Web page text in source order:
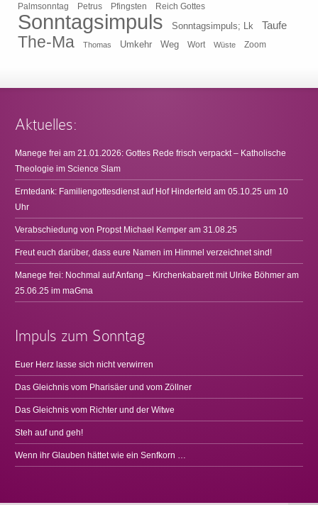
Palmsonntag Petrus Pfingsten Reich Gottes
Sonntagsimpuls Sonntagsimpuls; Lk Taufe
The-Ma Thomas Umkehr Weg Wort Wüste Zoom
Aktuelles:
Manege frei am 21.01.2026: Gottes Rede frisch verpackt – Katholische
Theologie im Science Slam
Erntedank: Familiengottesdienst auf Hof Hinderfeld am 05.10.25 um 10
Uhr
Verabschiedung von Propst Michael Kemper am 31.08.25
Freut euch darüber, dass eure Namen im Himmel verzeichnet sind!
Manege frei: Nochmal auf Anfang – Kirchenkabarett mit Ulrike Böhmer am
25.06.25 im maGma
Impuls zum Sonntag
Euer Herz lasse sich nicht verwirren
Das Gleichnis vom Pharisäer und vom Zöllner
Das Gleichnis vom Richter und der Witwe
Steh auf und geh!
Wenn ihr Glauben hättet wie ein Senfkorn …